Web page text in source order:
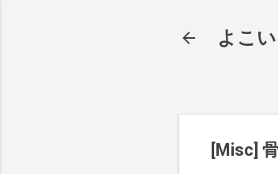
よこ
[Misc]